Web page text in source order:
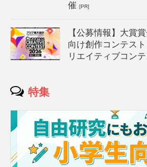
催[PR]
【公募情報】大賞
向け創作コンテス
リエイティブコン
特集